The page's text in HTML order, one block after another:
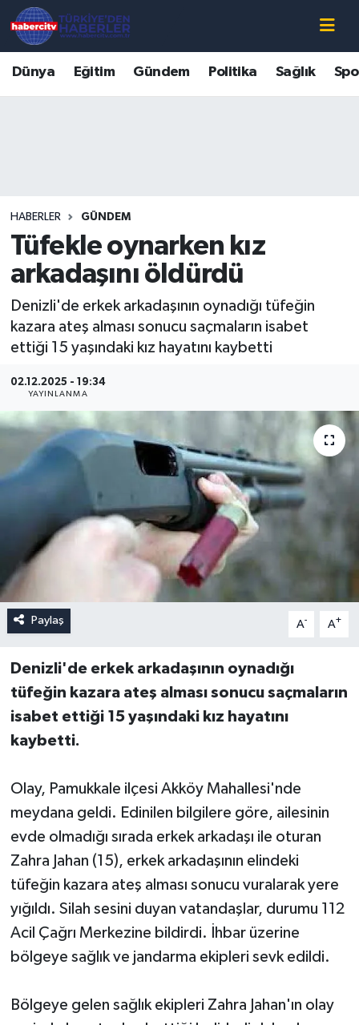
Dünya Eğitim Gündem Politika Sağlık
HABERLER GÜNDEM
Tüfekle oynarken kız
arkadaşını öldürdü
Denizli'de erkek arkadaşının oynadığı tüfeğin
kazara ateş alması sonucu saçmaların isabet
ettiği 15 yaşındaki kız hayatını kaybetti
02.12.2025 - 19:34
YAYINLANMA
Paylaş A- A+
Denizli'de erkek arkadaşının oynadığı
tüfeğin kazara ateş alması sonucu saçmaların
isabet ettiği 15 yaşındaki kız hayatını
kaybetti.
Olay, Pamukkale ilçesi Akköy Mahallesi'nde
meydana geldi. Edinilen bilgilere göre, ailesinin
evde olmadığı sırada erkek arkadaşı ile oturan
Zahra Jahan (15), erkek arkadaşının elindeki
tüfeğin kazara ateş alması sonucu vuralarak yere
yığıldı. Silah sesini duyan vatandaşlar, durumu 112
Acil Çağrı Merkezine bildirdi. İhbar üzerine
bölgeye sağlık ve jandarma ekipleri sevk edildi.
Bölgeye gelen sağlık ekipleri Zahra Jahan'ın olay
Süper Lig Puan Durumu ve Fikstür
Tüm Manşetler
Son Dakika Haberleri
Haber Arşivi